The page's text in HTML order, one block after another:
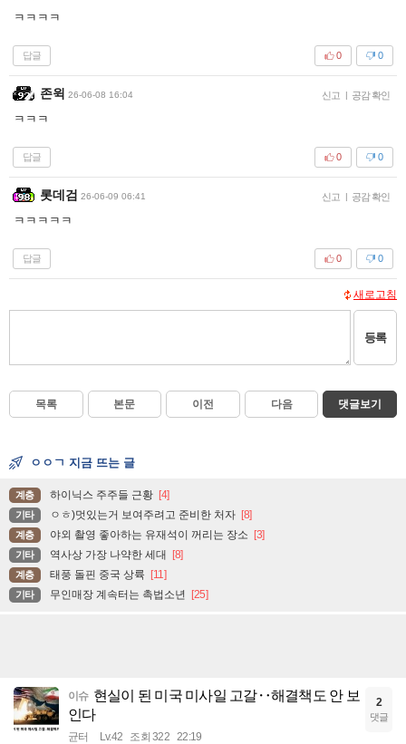
ㅋㅋㅋㅋ
답글 0
0
존윅 26-06-08 16:04 신고 | 공감 확인
ㅋㅋㅋ
답글 0
0
롯데검 26-06-09 06:41 신고 | 공감 확인
ㅋㅋㅋㅋㅋ
답글 0
0
새로고침
등록
목록 본문 이전 다음 댓글보기
ㅇㅇㄱ 지금 뜨는 글
계층 하이닉스 주주들 근황 [4]
기타 ㅇㅎ)멋있는거 보여주려고 준비한 처자 [8]
계층 야외 촬영 좋아하는 유재석이 꺼리는 장소 [3]
기타 역사상 가장 나약한 세대 [8]
계층 태풍 돌핀 중국 상륙 [11]
기타 무인매장 계속터는 촉법소년 [25]
이슈 현실이 된 미국 미사일 고갈‥해결책도 안 보
인다
균터 Lv.42 조회 322 22:19
2
댓글